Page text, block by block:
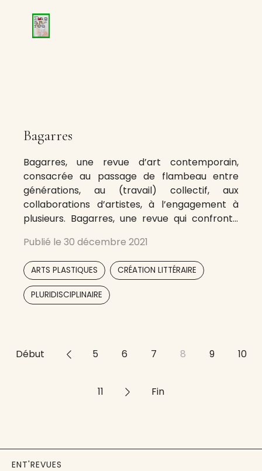
Bagarres
Bagarres, une revue d’art contemporain,
consacrée au passage de flambeau entre
générations, au (travail) collectif, aux
collaborations d’artistes, à l’engagement à
plusieurs. Bagarres, une revue qui confronte
Bagarres, une revue plurielle, qui s’amuse de
tout avec tout le monde, sans à-priori ni
limites. Bagarres, une revue bilingue et
semestrielle,
Publié le 30 décembre 2021
ARTS PLASTIQUES CRÉATION LITTÉRAIRE
PLURIDISCIPLINAIRE
Début << 5 6 7 8 9 10
11 >> Fin
ENT'REVUES